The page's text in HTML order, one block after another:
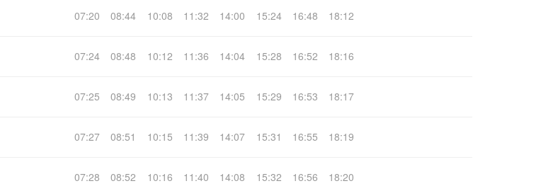
07:20 08:44 10:08 11:32 14:00 15:24 16:48 18:12
07:24 08:48 10:12 11:36 14:04 15:28 16:52 18:16
07:25 08:49 10:13 11:37 14:05 15:29 16:53 18:17
07:27 08:51 10:15 11:39 14:07 15:31 16:55 18:19
07:28 08:52 10:16 11:40 14:08 15:32 16:56 18:20